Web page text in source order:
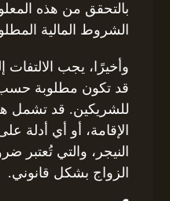
بالتحقق من هذه
الشروط المالية
وأخيرًا، يجب
قد تكون مطلوبة حسب
للشريكين. قد تشمل
الإقامة، أو أي أدلة
النيجر، والتي تُعتبر
الزواج بشكل قانوني.